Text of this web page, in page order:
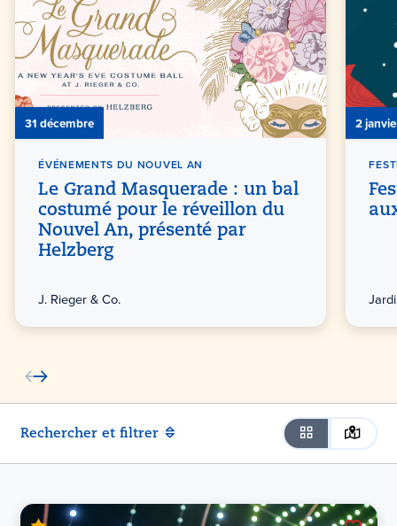
31 décembre
ÉVÉNEMENTS DU NOUVEL AN
Le Grand Masquerade : un bal
costumé pour le réveillon du
Nouvel An, présenté par
Helzberg
J. Rieger & Co.
2
Rechercher et filtrer